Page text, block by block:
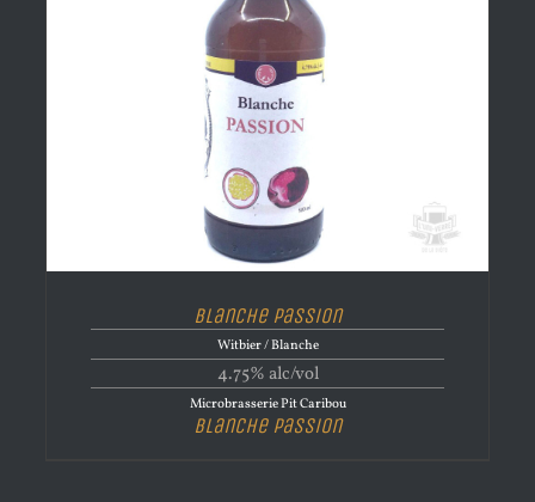
Blanche Passion
Witbier / Blanche
4.75% alc/vol
Microbrasserie Pit Caribou
Blanche Passion